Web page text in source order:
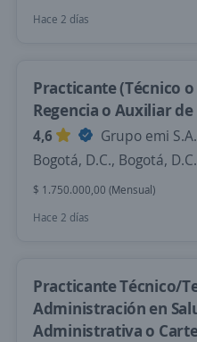
Hace 2 días
Practicante (Técnico
Regencia o Auxiliar
4,6
Grupo emi
Bogotá, D.C., Bogotá, D.C.
$ 1.750.000,00 (Mensual)
Hace 2 días
Practicante Técnico/
Administración en
Administrativa o